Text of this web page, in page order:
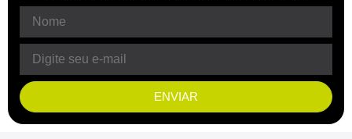
ENVIAR